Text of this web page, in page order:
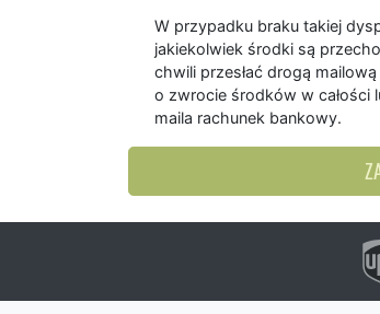
W przypadku braku takiej
jakiekolwiek środki są
chwili przesłać drogą
o zwrocie środków w całości
maila rachunek bankowy.